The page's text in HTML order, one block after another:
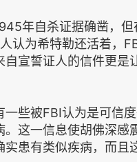
年自杀证据确凿，但
认为希特勒还活着，
宣誓证人的信件更是
被FBI认为是可信度
这一信息使胡佛深感
患有类似疾病，而且